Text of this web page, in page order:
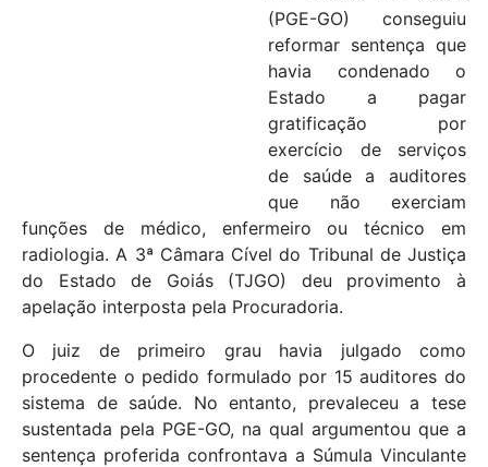
(PGE-GO) conseguiu
reformar sentença que
havia condenado o
Estado a pagar
gratificação por
exercício de serviços
de saúde a auditores
que não exerciam
funções de médico, enfermeiro ou técnico em
radiologia. A 3ª Câmara Cível do Tribunal de Justiça
do Estado de Goiás (TJGO) deu provimento à
apelação interposta pela Procuradoria.
O juiz de primeiro grau havia julgado como
procedente o pedido formulado por 15 auditores do
sistema de saúde. No entanto, prevaleceu a tese
sustentada pela PGE-GO, na qual argumentou que a
sentença proferida confrontava a Súmula Vinculante